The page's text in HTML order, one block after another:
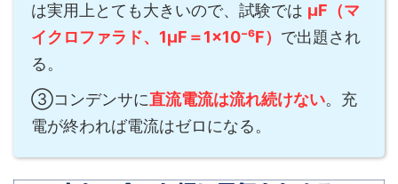
は実用上とても大きいので、試験では μF（マ
イクロファラド、1μF＝1×10⁻⁶F） で出題され
る。
③コンデンサに直流電流は流れ続けない。充
電が終われば電流はゼロになる。